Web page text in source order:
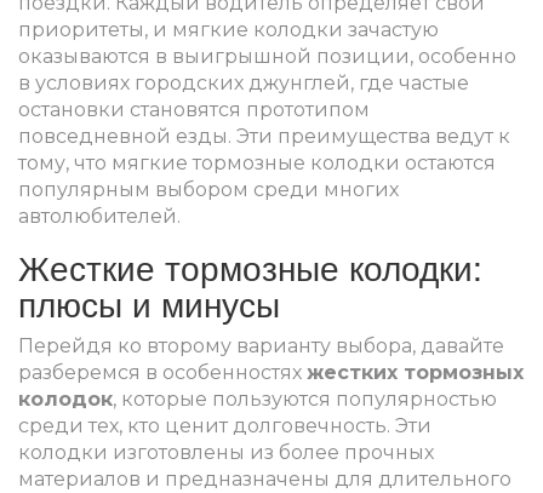
приоритеты, и мягкие колодки зачастую
оказываются в выигрышной позиции, особенно
в условиях городских джунглей, где частые
остановки становятся прототипом
повседневной езды. Эти преимущества ведут к
тому, что мягкие тормозные колодки остаются
популярным выбором среди многих
автолюбителей.
Жесткие тормозные колодки:
плюсы и минусы
Перейдя ко второму варианту выбора, давайте
разберемся в особенностях жестких тормозных
колодок, которые пользуются популярностью
среди тех, кто ценит долговечность. Эти
колодки изготовлены из более прочных
материалов и предназначены для длительного